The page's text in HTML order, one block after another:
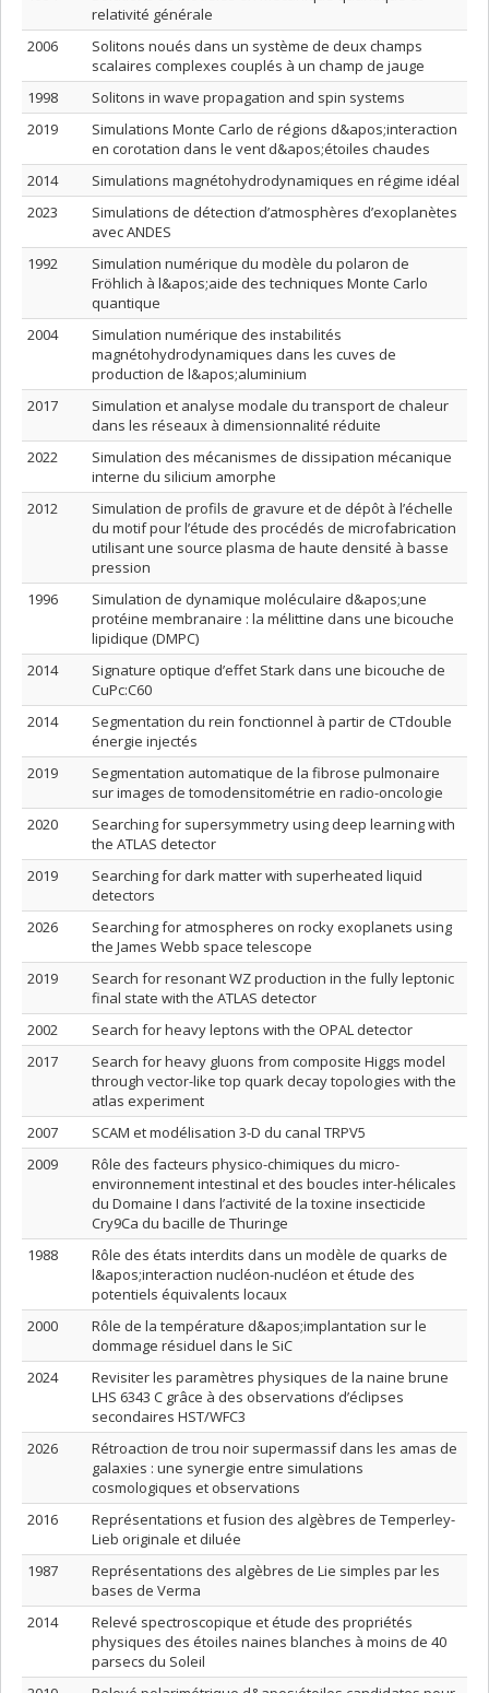
relativité générale
2006
Solitons noués dans un système de deux champs
scalaires complexes couplés à un champ de jauge
1998
Solitons in wave propagation and spin systems
2019
Simulations Monte Carlo de régions d&apos;interaction
en corotation dans le vent d&apos;étoiles chaudes
2014
Simulations magnétohydrodynamiques en régime idéal
2023
Simulations de détection d’atmosphères d’exoplanètes
avec ANDES
1992
Simulation numérique du modèle du polaron de
Fröhlich à l&apos;aide des techniques Monte Carlo
quantique
2004
Simulation numérique des instabilités
magnétohydrodynamiques dans les cuves de
production de l&apos;aluminium
2017
Simulation et analyse modale du transport de chaleur
dans les réseaux à dimensionnalité réduite
2022
Simulation des mécanismes de dissipation mécanique
interne du silicium amorphe
2012
Simulation de profils de gravure et de dépôt à l’échelle
du motif pour l’étude des procédés de microfabrication
utilisant une source plasma de haute densité à basse
pression
1996
Simulation de dynamique moléculaire d&apos;une
protéine membranaire : la mélittine dans une bicouche
lipidique (DMPC)
2014
Signature optique d’effet Stark dans une bicouche de
CuPc:C60
2014
Segmentation du rein fonctionnel à partir de CTdouble
énergie injectés
2019
Segmentation automatique de la fibrose pulmonaire
sur images de tomodensitométrie en radio-oncologie
2020
Searching for supersymmetry using deep learning with
the ATLAS detector
2019
Searching for dark matter with superheated liquid
detectors
2026
Searching for atmospheres on rocky exoplanets using
the James Webb space telescope
2019
Search for resonant WZ production in the fully leptonic
final state with the ATLAS detector
2002
Search for heavy leptons with the OPAL detector
2017
Search for heavy gluons from composite Higgs model
through vector-like top quark decay topologies with the
atlas experiment
2007
SCAM et modélisation 3-D du canal TRPV5
2009
Rôle des facteurs physico-chimiques du micro-
environnement intestinal et des boucles inter-hélicales
du Domaine I dans l’activité de la toxine insecticide
Cry9Ca du bacille de Thuringe
1988
Rôle des états interdits dans un modèle de quarks de
l&apos;interaction nucléon-nucléon et étude des
potentiels équivalents locaux
2000
Rôle de la température d&apos;implantation sur le
dommage résiduel dans le SiC
2024
Revisiter les paramètres physiques de la naine brune
LHS 6343 C grâce à des observations d’éclipses
secondaires HST/WFC3
2026
Rétroaction de trou noir supermassif dans les amas de
galaxies : une synergie entre simulations
cosmologiques et observations
2016
Représentations et fusion des algèbres de Temperley-
Lieb originale et diluée
1987
Représentations des algèbres de Lie simples par les
bases de Verma
2014
Relevé spectroscopique et étude des propriétés
physiques des étoiles naines blanches à moins de 40
parsecs du Soleil